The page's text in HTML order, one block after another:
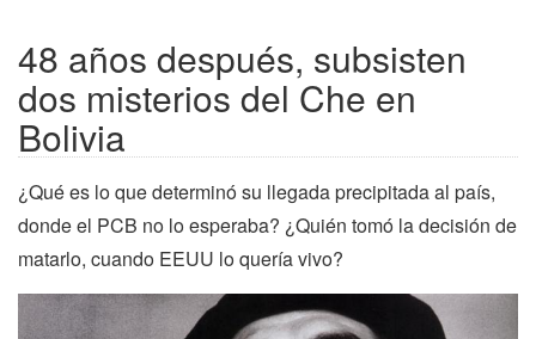
48 años después, subsisten
dos misterios del Che en
Bolivia
¿Qué es lo que determinó su llegada precipitada al país,
donde el PCB no lo esperaba? ¿Quién tomó la decisión de
matarlo, cuando EEUU lo quería vivo?